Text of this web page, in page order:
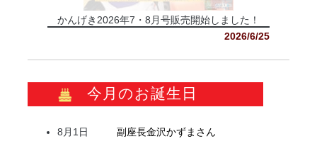
かんげき2026年7・8月号販売開始しました！
2026/6/25
今月のお誕生日
8月1日 副座長金沢かずま さん